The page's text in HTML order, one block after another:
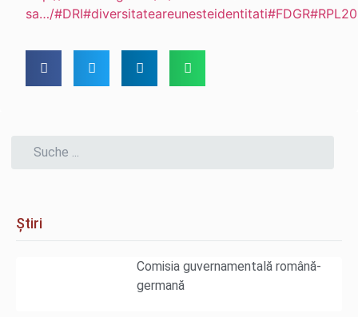
sa…/#DRI#diversitateareunesteidentitati#FDGR
Știri
Comisia guvernamentală română-
germană